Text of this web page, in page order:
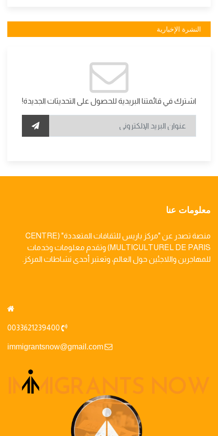
النشرة الإخبارية
اشترك في قائمتنا البريدية للحصول على التحديثات الجديدة!
معلومات عنا
منصة تصدر عن "مركز باريس للثقافات المتعددة" (CENTRE
MULTICULTUREL DE PARIS) وتقدم معلومات وخدمات
للمهاجرين واللاجئين حول العالم، وتعتبر أحدى نشاطات المركز.
immigrantsnow@gmail.com